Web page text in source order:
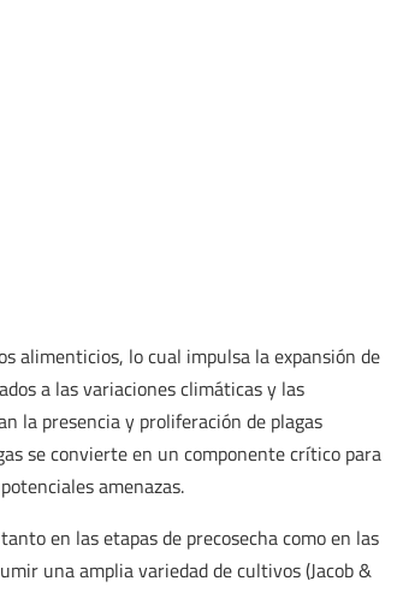
alimenticios, lo cual impulsa la expansión de
a las variaciones climáticas y las
la presencia y proliferación de plagas
se convierte en un componente crítico para
amenazas.
en las etapas de precosecha como en las
una amplia variedad de cultivos (Jacob &